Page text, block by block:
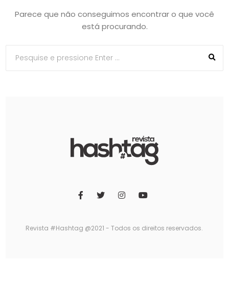
Parece que não conseguimos encontrar o que você
está procurando.
Revista #Hashtag @2021 - Todos os direitos reservados.